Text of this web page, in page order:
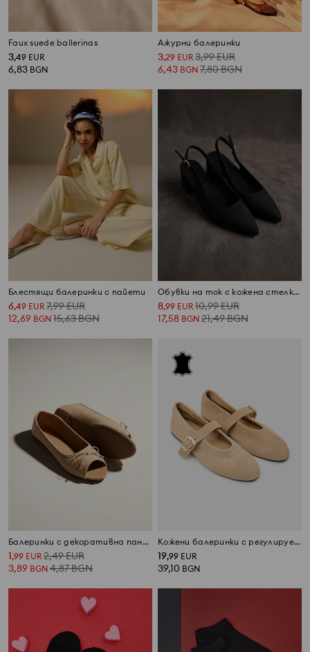
Faux suede ballerinas
3,49 EUR
6,83 BGN
Ажурни балеринки
3,29 EUR 3,99EUR
6,43 BGN 7,80BGN
Блестящи балеринки с пайети
6,49 EUR7,99EUR
12,69 BGN 15,63BGN
Обувки на ток с кожена стелка от имитация на велур
8,99 EUR10,99EUR
17,58 BGN 21,49BGN
Балеринки с декоративна панделка
1,99 EUR2,49EUR
3,89 BGN 4,87BGN
Кожени балеринки с регулируема каишка
19,99 EUR
39,10 BGN